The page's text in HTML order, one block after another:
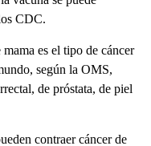
CDC.
es el tipo de cáncer
según la OMS,
de próstata, de piel
contraer cáncer de